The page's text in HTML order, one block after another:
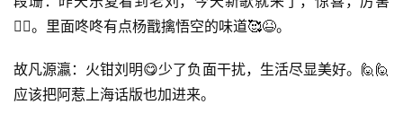
👍🏻。里面咚咚有点杨戬擒悟空的味道🥰😆。
故凡源瀛：火钳刘明😋少了负面干扰，生活尽显美好。🙋🙋
应该把阿惹上海话版也加进来。